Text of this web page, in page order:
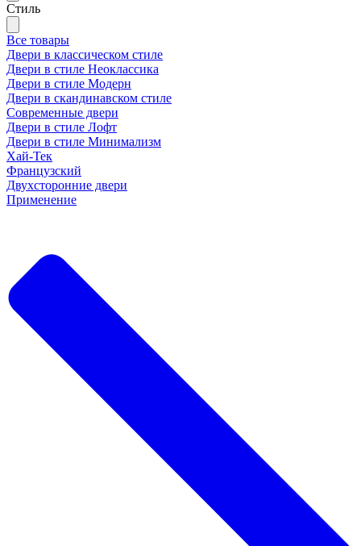
Стиль
Все товары
Двери в классическом стиле
Двери в стиле Неоклассика
Двери в стиле Модерн
Двери в скандинавском стиле
Современные двери
Двери в стиле Лофт
Двери в стиле Минимализм
Хай-Тек
Французский
Двухсторонние двери
Применение